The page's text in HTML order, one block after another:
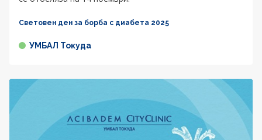
Световен ден за борба с диабета 2025
УМБАЛ Токуда